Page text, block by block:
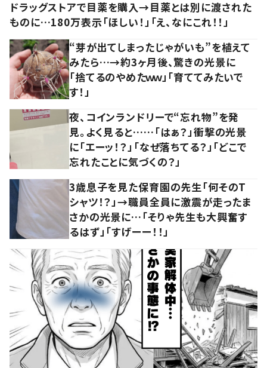
ドラッグストアで目薬を購入→目薬とは別に渡された
ものに…180万表示「ほしい！」「え、なにこれ！！」
“芽が出てしまったじゃがいも”を植えて
みたら…→約3ヶ月後、驚きの光景に
「捨てるのやめたｗｗ」「育ててみたいで
す！」
夜、コインランドリーで“忘れ物”を発
見。よく見ると……「はぁ？」衝撃の光景
に「エーッ！？」「なぜ落ちてる？」「どこで
忘れたことに気づくの？」
3歳息子を見た保育園の先生「何そのT
シャツ！？」→職員全員に激震が走ったま
さかの光景に…「そりゃ先生も大興奮す
るはず」「すげーー！！」